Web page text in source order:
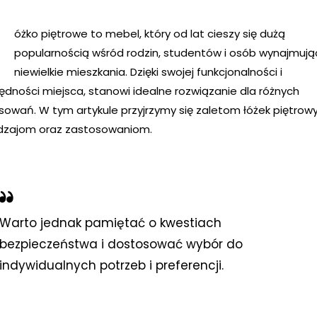
óżko piętrowe to mebel, który od lat cieszy się dużą
popularnością wśród rodzin, studentów i osób
niewielkie mieszkania. Dzięki swojej funkcjonalności i
miejsca, stanowi idealne rozwiązanie dla różnych
W tym artykule przyjrzymy się zaletom łóżek
oraz zastosowaniom.
jednak pamiętać o kwestiach
i dostosować wybór do
potrzeb i preferencji.